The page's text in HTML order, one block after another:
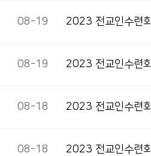
08-19 2023 전교인수련
08-19 2023 전교인수련
08-18 2023 전교인수련
08-18 2023 전교인수련